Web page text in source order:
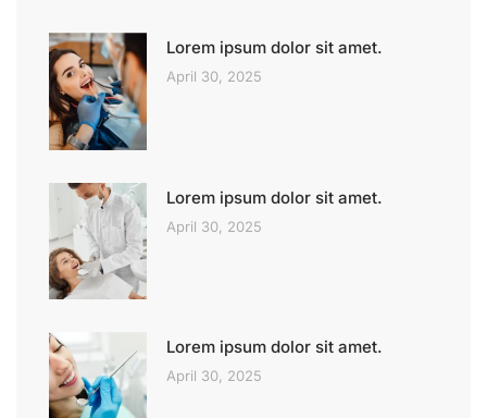
Lorem ipsum dolor sit amet.
April 30, 2025
Lorem ipsum dolor sit amet.
April 30, 2025
Lorem ipsum dolor sit amet.
April 30, 2025